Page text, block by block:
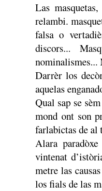
Las
relambi.
falsa o
discors...
Darrèr los
aquelas
Qual sap se
mond ont son
farlabictas de al
Alara
vintenat
metre las
los fials de las